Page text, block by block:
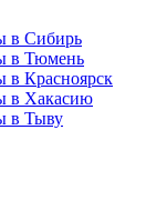
в Сибирь
в Тюмень
в Красноярск
в Хакасию
в Тыву